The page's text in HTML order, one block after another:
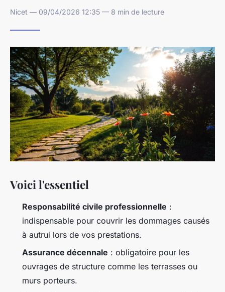
Nicet — 09/04/2026 12:35 — 8 min de lecture
Voici l'essentiel
Responsabilité civile professionnelle :
indispensable pour couvrir les dommages causés
à autrui lors de vos prestations.
Assurance décennale : obligatoire pour les
ouvrages de structure comme les terrasses ou
murs porteurs.